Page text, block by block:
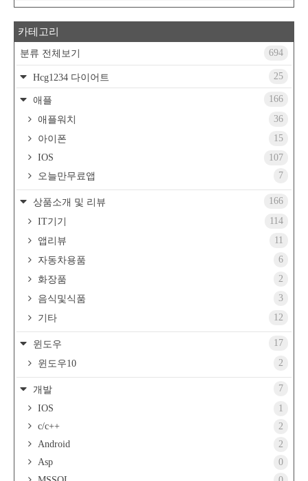
카테고리
분류 전체보기 694
Hcg1234 다이어트 25
애플
166
애플워치
36
아이폰
15
IOS
107
오늘만무료앱
7
상품소개 및 리뷰
166
IT기기
114
앱리뷰
11
자동차용품
6
화장품
2
음식및식품
3
기타
12
윈도우
17
윈도우10
2
개발
7
IOS
1
c/c++
2
Android
2
Asp
0